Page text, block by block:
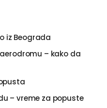
iz Beograda
– kako da
– vreme za popuste